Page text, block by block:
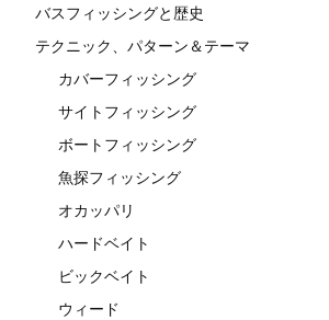
バスフィッシングと歴史
テクニック、パターン＆テーマ
カバーフィッシング
サイトフィッシング
ボートフィッシング
魚探フィッシング
オカッパリ
ハードベイト
ビックベイト
ウィード